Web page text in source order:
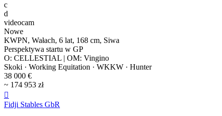
c
d
videocam
Nowe
KWPN, Wałach, 6 lat, 168 cm, Siwa
Perspektywa startu w GP
O: CELLESTIAL | OM: Vingino
Skoki · Working Equitation · WKKW · Hunter
38 000 €
~ 174 953 zł

Fidji Stables GbR